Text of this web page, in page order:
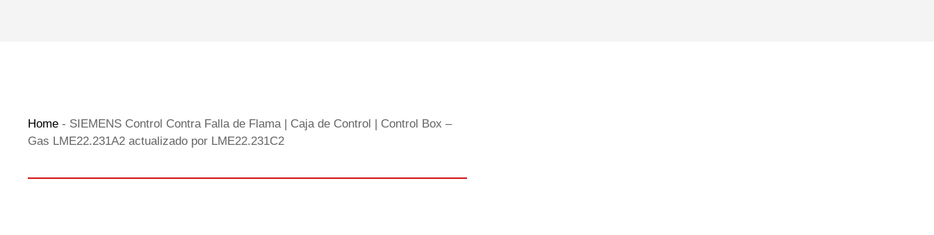
Home - SIEMENS Control Contra Falla de Flama | Caja de Control | Control Box –
Gas LME22.231A2 actualizado por LME22.231C2